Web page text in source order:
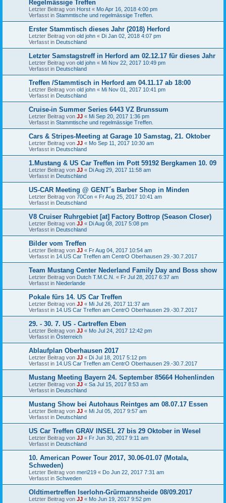
Regelmässige Treffen
Letzter Beitrag von Horst « Mo Apr 16, 2018 4:00 pm
Verfasst in Stammtische und regelmässige Treffen.
Erster Stammtisch dieses Jahr (2018) Herford
Letzter Beitrag von old john « Di Jan 02, 2018 4:07 pm
Verfasst in Deutschland
Letzter Samstagstreff in Herford am 02.12.17 für dieses Jahr
Letzter Beitrag von old john « Mi Nov 22, 2017 10:49 pm
Verfasst in Deutschland
Treffen /Stammtisch in Herford am 04.11.17 ab 18:00
Letzter Beitrag von old john « Mi Nov 01, 2017 10:41 pm
Verfasst in Deutschland
Cruise-in Summer Series 6443 VZ Brunssum
Letzter Beitrag von JJ « Mi Sep 20, 2017 1:36 pm
Verfasst in Stammtische und regelmässige Treffen.
Cars & Stripes-Meeting at Garage 10 Samstag, 21. Oktober
Letzter Beitrag von JJ « Mo Sep 11, 2017 10:30 am
Verfasst in Deutschland
1.Mustang & US Car Treffen im Pott 59192 Bergkamen 10. 09
Letzter Beitrag von JJ « Di Aug 29, 2017 11:58 am
Verfasst in Deutschland
US-CAR Meeting @ GENT´s Barber Shop in Minden
Letzter Beitrag von 70Con « Fr Aug 25, 2017 10:41 am
Verfasst in Deutschland
V8 Cruiser Ruhrgebiet [at] Factory Bottrop (Season Closer)
Letzter Beitrag von JJ « Di Aug 08, 2017 5:08 pm
Verfasst in Deutschland
Bilder vom Treffen
Letzter Beitrag von JJ « Fr Aug 04, 2017 10:54 am
Verfasst in 14.US Car Treffen am CentrO Oberhausen 29.-30.7.2017
Team Mustang Center Nederland Family Day and Boss show
Letzter Beitrag von Dutch T.M.C.N. « Fr Jul 28, 2017 6:37 am
Verfasst in Niederlande
Pokale fürs 14. US Car Treffen
Letzter Beitrag von JJ « Mi Jul 26, 2017 11:37 am
Verfasst in 14.US Car Treffen am CentrO Oberhausen 29.-30.7.2017
29. - 30. 7. US - Cartreffen Eben
Letzter Beitrag von JJ « Mo Jul 24, 2017 12:42 pm
Verfasst in Österreich
Ablaufplan Oberhausen 2017
Letzter Beitrag von JJ « Di Jul 18, 2017 5:12 pm
Verfasst in 14.US Car Treffen am CentrO Oberhausen 29.-30.7.2017
Mustang Meeting Bayern 24. September 85664 Hohenlinden
Letzter Beitrag von JJ « Sa Jul 15, 2017 8:53 am
Verfasst in Deutschland
Mustang Show bei Autohaus Reintges am 08.07.17 Essen
Letzter Beitrag von JJ « Mi Jul 05, 2017 9:57 am
Verfasst in Deutschland
US Car Treffen GRAV INSEL 27 bis 29 Oktober in Wesel
Letzter Beitrag von JJ « Fr Jun 30, 2017 9:11 am
Verfasst in Deutschland
10. American Power Tour 2017, 30.06-01.07 (Motala,
Schweden)
Letzter Beitrag von meri219 « Do Jun 22, 2017 7:31 am
Verfasst in Schweden
Oldtimertreffen Iserlohn-Grürmannsheide 08/09.2017
Letzter Beitrag von JJ « Mo Jun 19, 2017 9:52 pm